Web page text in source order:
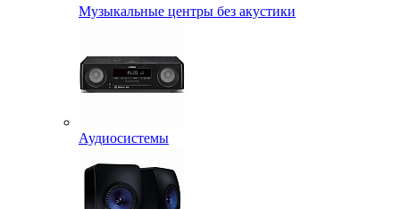
Музыкальные центры без акустики
Аудиосистемы